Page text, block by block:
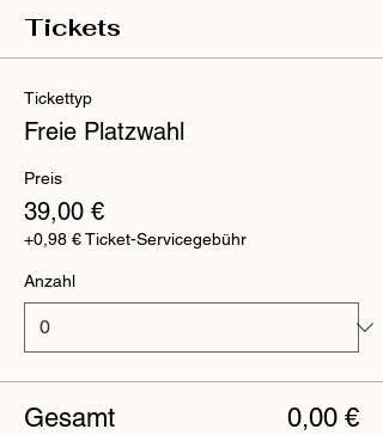
Tickets
Tickettyp
Freie Platzwahl
Preis
39,00 €
+0,98 € Ticket-Servicegebühr
Anzahl
Gesamt 0,00 €